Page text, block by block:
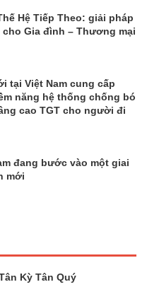
Hệ Tiếp Theo: giải pháp
cho Gia đình – Thương mại
tại Việt Nam cung cấp
năng hệ thống chống bó
cao TGT cho người đi
đang bước vào một giai
mới
Kỳ Tân Quý